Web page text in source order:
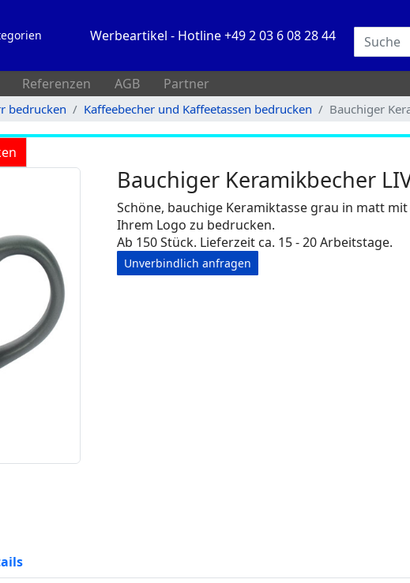
Werbeartikel - Hotline +49 2 03 6 08 28 44
Referenzen AGB Partner
bedrucken Kaffeebecher und Kaffeetassen bedrucken Bauchiger
Bauchiger Keramikbecher
Schöne, bauchige Keramiktasse grau in matt
Ihrem Logo zu bedrucken.
Ab 150 Stück. Lieferzeit ca. 15 - 20 Arbeitstage.
Unverbindlich anfragen